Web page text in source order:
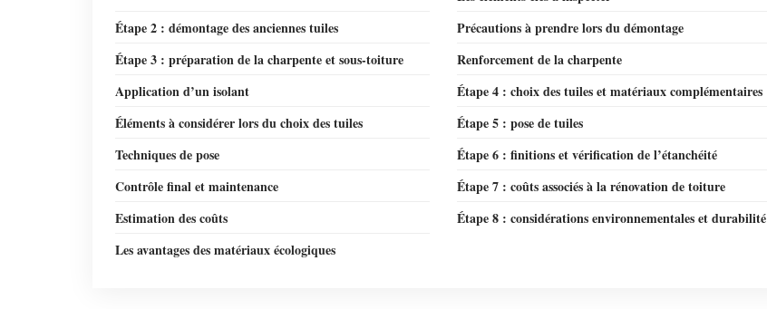
Étape 2 : démontage des anciennes tuiles
Précautions à prendre lors du démontage
Étape 3 : préparation de la charpente et sous-toiture
Renforcement de la charpente
Application d’un isolant
Étape 4 : choix des tuiles et matériaux complémentaires
Éléments à considérer lors du choix des tuiles
Étape 5 : pose de tuiles
Techniques de pose
Étape 6 : finitions et vérification de l’étanchéité
Contrôle final et maintenance
Étape 7 : coûts associés à la rénovation de toiture
Estimation des coûts
Étape 8 : considérations environnementales et durabilité
Les avantages des matériaux écologiques